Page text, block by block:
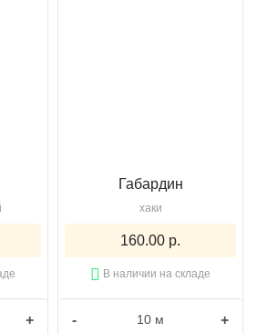
+
Габардин
хаки
160.00 р.
В наличии на складе
- +